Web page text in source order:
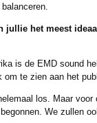
jullie het meest
is de EMD sound
om te zien aan het
los. Maar voor
We zullen